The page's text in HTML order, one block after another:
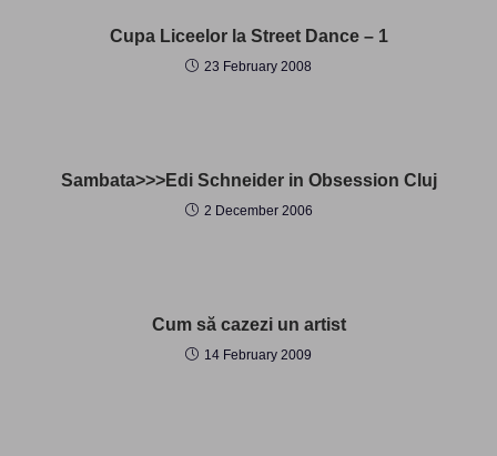
Cupa Liceelor la Street Dance – 1
23 February 2008
Sambata>>>Edi Schneider in Obsession Cluj
2 December 2006
Cum să cazezi un artist
14 February 2009